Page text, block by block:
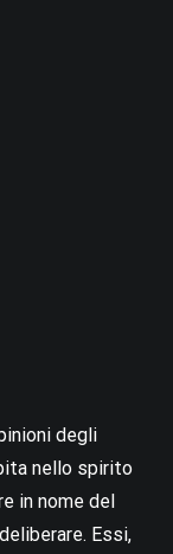
degli
nello spirito
in nome del
Essi,